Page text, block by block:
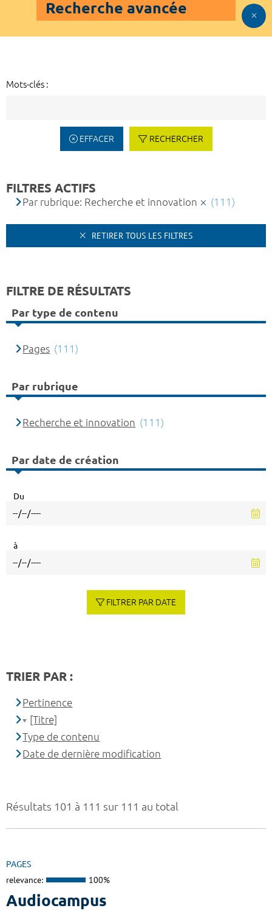
Recherche avancée
Mots-clés :
EFFACER RECHERCHER
Résultats 101 à 111 sur 111 au total
PAGES
relevance: 100%
Audiocampus
FILTRES ACTIFS
Par rubrique: Recherche et innovation (111)
RETIRER TOUS LES FILTRES
FILTRE DE RÉSULTATS
Par type de contenu
Pages (111)
Par rubrique
Recherche et innovation (111)
Par date de création
Du
à
FILTRER PAR DATE
TRIER PAR :
Pertinence
[Titre]
Type de contenu
Date de dernière modification